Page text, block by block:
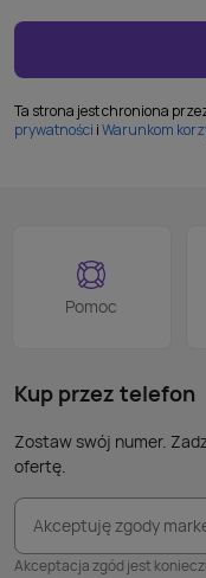
Ta strona jest chroniona
prywatności iWarunkom
Pomoc
Kup przez telefon
Zostaw swój numer.
ofertę.
Akceptuję zgody
Akceptacja zgód jest